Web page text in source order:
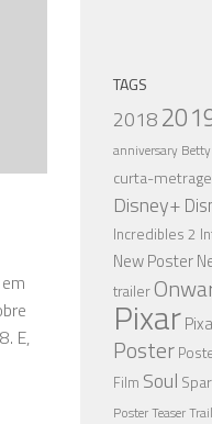
E,
TAGS
2018
anniversary Betty
curta-
Disney+
Incredibles 2
New Poster
trailer
Pixar
Poster
Film Soul
PosterTeaser